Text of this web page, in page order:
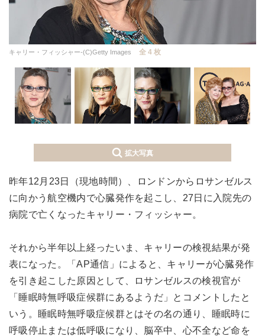
キャリー・フィッシャー-(C)Getty Images 全 4 枚
拡大写真
昨年12月23日（現地時間）、ロンドンからロサンゼルス
に向かう航空機内で心臓発作を起こし、27日に入院先の
病院で亡くなったキャリー・フィッシャー。
それから半年以上経ったいま、キャリーの検視結果が発
表になった。「AP通信」によると、キャリーが心臓発作
を引き起こした原因として、ロサンゼルスの検視官が
「睡眠時無呼吸症候群にあるようだ」とコメントしたと
いう。睡眠時無呼吸症候群とはその名の通り、睡眠時に
呼吸停止または低呼吸になり、脳卒中、心不全など命を